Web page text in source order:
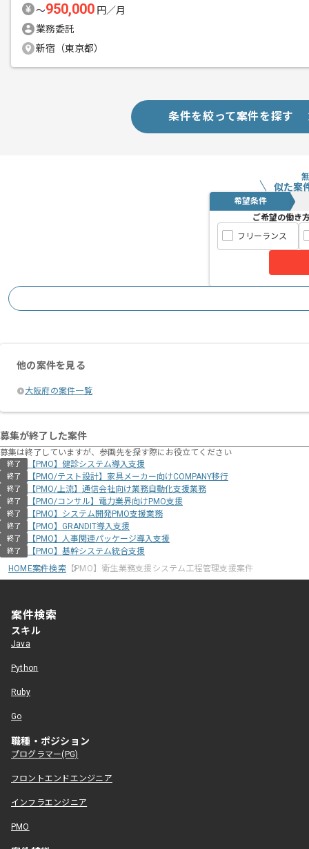
〜950,000 円／月
業務委託
新宿（東京都）
条件を絞って案件を探す
似た案
希望条件
ご希望の働き
フリーランス
他の案件を見る
大阪府の案件一覧
募集が終了した案件
募集は終了していますが、参画先を探す際にお役立てください
終了 【PMO】健診システム導入支援
終了 【PMO/テスト設計】家具メーカー向けCOMPANY移行
終了 【PMO/上流】通信会社向け業務自動化支援業務
終了 【PMO/コンサル】電力業界向けPMO支援
終了 【PMO】システム開発PMO支援業務
終了 【PMO】GRANDIT導入支援
終了 【PMO】人事関連パッケージ導入支援
終了
【PMO】基幹システム統合支援
HOME案件検索【PMO】衛生業務支援システム工程管理支援案件
案件検索
スキル
Java
Python
Ruby
Go
職種・ポジション
プログラマー(PG)
フロントエンドエンジニア
インフラエンジニア
PMO